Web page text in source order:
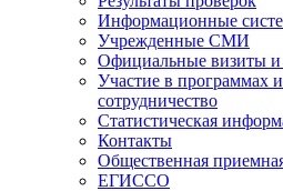
Информационные
Учрежденные СМИ
Официальные визиты и
Участие в программах
сотрудничество
Статистическая
Контакты
Общественная
ЕГИССО